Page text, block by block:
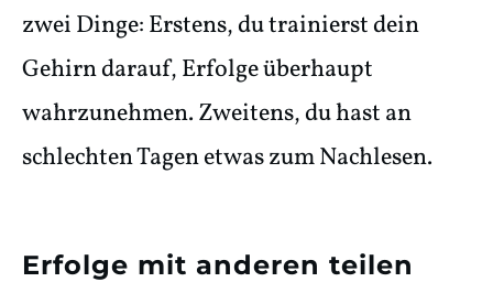
zwei Dinge: Erstens, du trainierst dein
Gehirn darauf, Erfolge überhaupt
wahrzunehmen. Zweitens, du hast an
schlechten Tagen etwas zum Nachlesen.
Erfolge mit anderen teilen